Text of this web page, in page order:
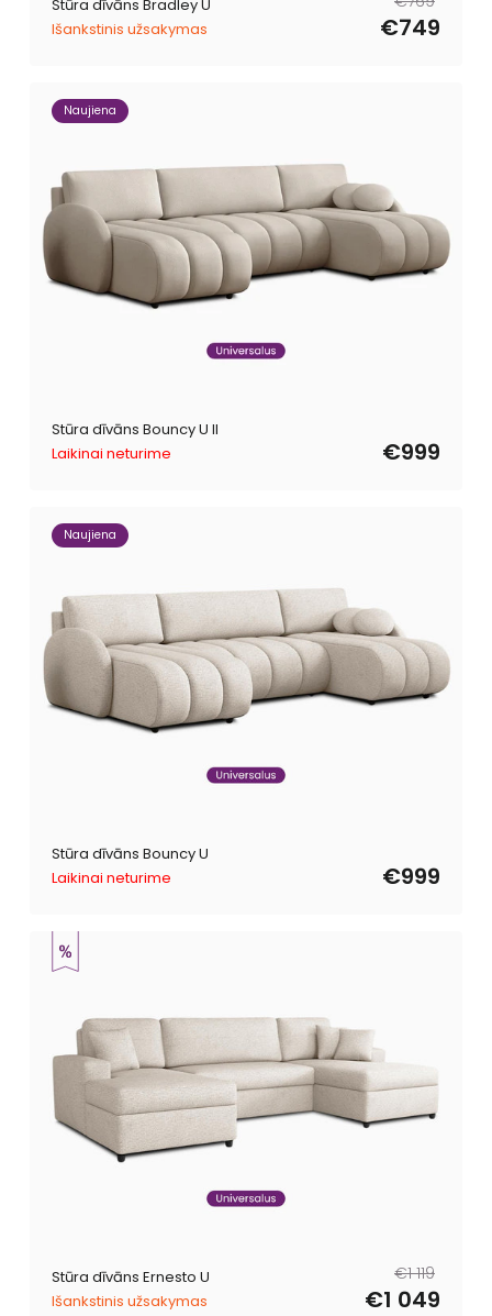
Stūra dīvāns Bradley U
Išankstinis užsakymas
cena
cena€749
Naujiena
Stūra dīvāns Bouncy U II
Laikinai neturime
€999
Naujiena
Stūra dīvāns Bouncy U
Laikinai neturime
€999
Stūra dīvāns Ernesto U
Išankstinis užsakymas
Parastā
cena
€1 119
Pārdošanas
cena€1 049